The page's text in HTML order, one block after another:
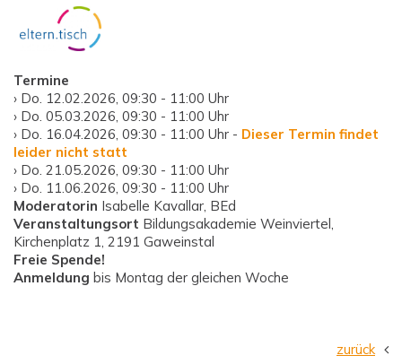
Termine
› Do. 12.02.2026, 09:30 - 11:00 Uhr
› Do. 05.03.2026, 09:30 - 11:00 Uhr
› Do. 16.04.2026, 09:30 - 11:00 Uhr - Dieser Termin findet
leider nicht statt
› Do. 21.05.2026, 09:30 - 11:00 Uhr
› Do. 11.06.2026, 09:30 - 11:00 Uhr
Moderatorin Isabelle Kavallar, BEd
Veranstaltungsort Bildungsakademie Weinviertel,
Kirchenplatz 1, 2191 Gaweinstal
Freie Spende!
Anmeldung bis Montag der gleichen Woche
zurück